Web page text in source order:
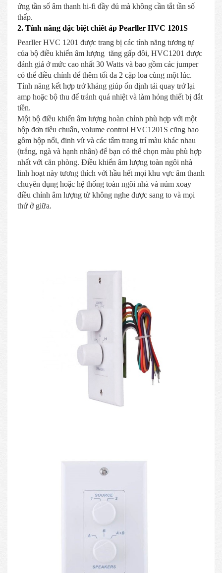
ứng tần số âm thanh hi-fi đầy đủ mà không cần tắt tần số
thấp.
2. Tính năng đặc biệt chiết áp Pearller HVC 1201S
Pearller HVC 1201 được trang bị các tính năng tương tự
của bộ điều khiển âm lượng tăng gấp đôi, HVC1201 được
đánh giá ở mức cao nhất 30 Watts và bao gồm các jumper
có thể điều chỉnh để thêm tối đa 2 cặp loa cùng một lúc.
Tính năng kết hợp trở kháng giúp ổn định tải quay trở lại
amp hoặc bộ thu để tránh quá nhiệt và làm hỏng thiết bị đắt
tiền.
Một bộ điều khiển âm lượng hoàn chỉnh phù hợp với một
hộp đơn tiêu chuẩn, volume control HVC1201S cũng bao
gồm hộp nối, đinh vít và các tấm trang trí màu khác nhau
(trắng, ngà và hạnh nhân) để bạn có thể chọn màu phù hợp
nhất với căn phòng. Điều khiển âm lượng toàn ngôi nhà
linh hoạt này tương thích với hầu hết mọi khu vực âm thanh
chuyên dụng hoặc hệ thống toàn ngôi nhà và núm xoay
điều chỉnh âm lượng từ không nghe được sang to và mọi
thứ ở giữa.